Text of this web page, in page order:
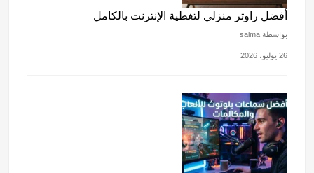
أفضل راوتر منزلي لتغطية الإنترنت بالكامل
بواسطة salma
26 يوليو، 2026